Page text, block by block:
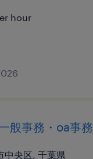
hour
般事務・oa事務
中央区, 千葉県